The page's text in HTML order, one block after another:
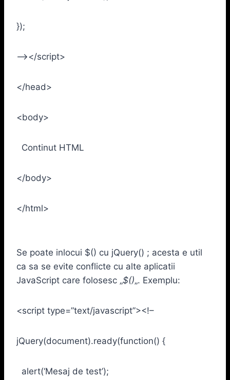
});
–></script>
</head>
<body>
Continut HTML
</body>
</html>
Se poate inlocui $() cu jQuery() ; acesta e util
ca sa se evite conflicte cu alte aplicatii
JavaScript care folosesc „$()„. Exemplu:
<script type=”text/javascript”><!–
jQuery(document).ready(function() {
alert(‘Mesaj de test’);